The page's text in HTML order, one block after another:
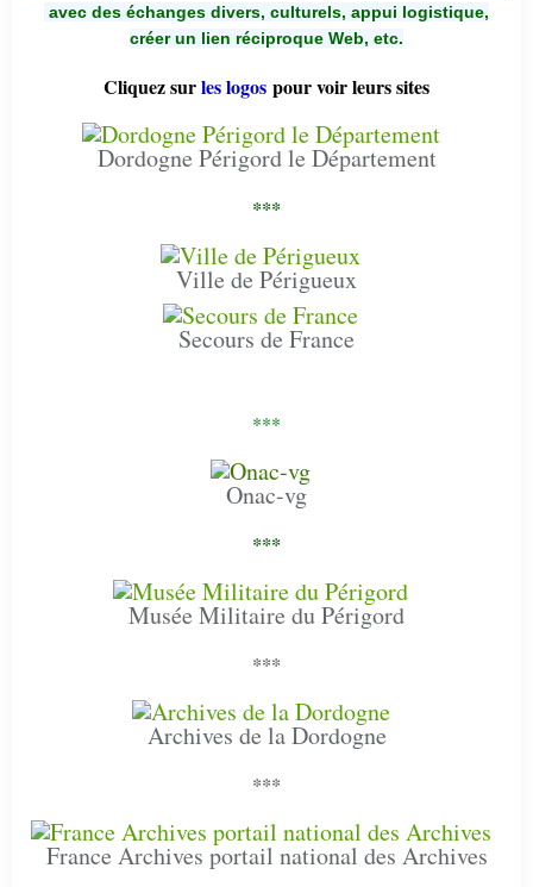
avec des échanges divers, culturels, appui logistique,
créer un lien réciproque Web, etc.
Cliquez surles logos pour voir leurs sites
Dordogne Périgord le Département
***
Ville de Périgueux
Secours de France
***
Onac-vg
***
Musée Militaire du Périgord
***
Archives de la Dordogne
***
France Archives portail national des Archives